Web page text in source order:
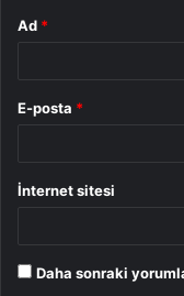
Ad *
E-posta *
İnternet sitesi
Daha sonraki